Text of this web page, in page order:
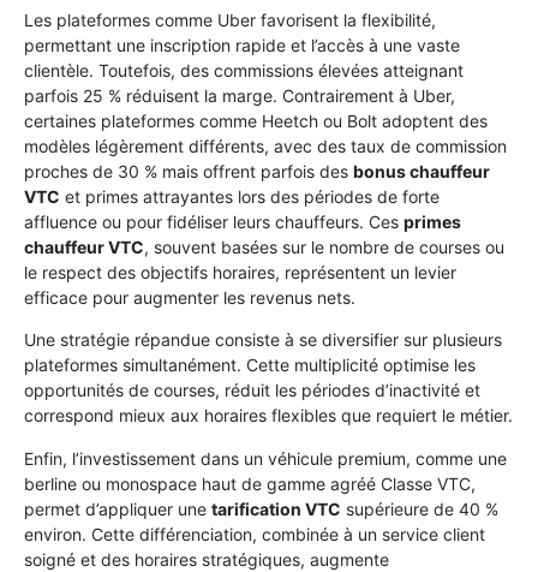
Les plateformes comme Uber favorisent la flexibilité,
permettant une inscription rapide et l’accès à une vaste
clientèle. Toutefois, des commissions élevées atteignant
parfois 25 % réduisent la marge. Contrairement à Uber,
certaines plateformes comme Heetch ou Bolt adoptent des
modèles légèrement différents, avec des taux de commission
proches de 30 % mais offrent parfois des bonus chauffeur
VTC et primes attrayantes lors des périodes de forte
affluence ou pour fidéliser leurs chauffeurs. Ces primes
chauffeur VTC, souvent basées sur le nombre de courses ou
le respect des objectifs horaires, représentent un levier
efficace pour augmenter les revenus nets.
Une stratégie répandue consiste à se diversifier sur plusieurs
plateformes simultanément. Cette multiplicité optimise les
opportunités de courses, réduit les périodes d’inactivité et
correspond mieux aux horaires flexibles que requiert le métier.
Enfin, l’investissement dans un véhicule premium, comme une
berline ou monospace haut de gamme agréé Classe VTC,
permet d’appliquer une tarification VTC supérieure de 40 %
environ. Cette différenciation, combinée à un service client
soigné et des horaires stratégiques, augmente